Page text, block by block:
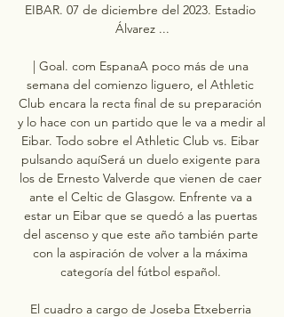
EIBAR. 07 de diciembre del 2023. Estadio
Álvarez ...
| Goal. com EspanaA poco más de una
semana del comienzo liguero, el Athletic
Club encara la recta final de su preparación
y lo hace con un partido que le va a medir al
Eibar. Todo sobre el Athletic Club vs. Eibar
pulsando aquíSerá un duelo exigente para
los de Ernesto Valverde que vienen de caer
ante el Celtic de Glasgow. Enfrente va a
estar un Eibar que se quedó a las puertas
del ascenso y que este año también parte
con la aspiración de volver a la máxima
categoría del fútbol español.
El cuadro a cargo de Joseba Etxeberria